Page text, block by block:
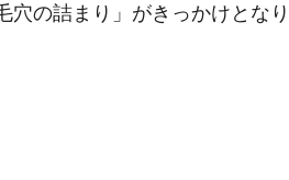
穴の詰まり」がきっかけとな